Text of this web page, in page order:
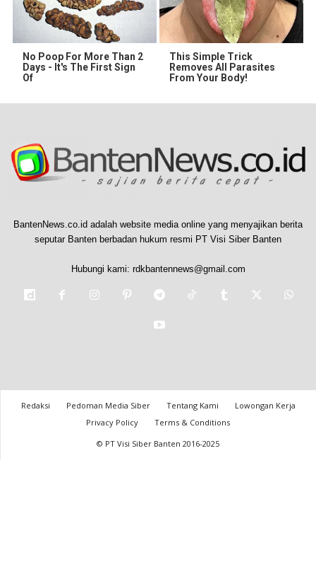
No Poop For More Than 2
Days - It's The First Sign
Of
This Simple Trick
Removes All Parasites
From Your Body!
BantenNews.co.id adalah website media online yang menyajikan berita
seputar Banten berbadan hukum resmi PT Visi Siber Banten
Hubungi kami: rdkbantennews@gmail.com
Redaksi Pedoman Media Siber Tentang Kami
Lowongan Kerja
Privacy Policy
Terms & Conditions
© PT Visi Siber Banten 2016-2025